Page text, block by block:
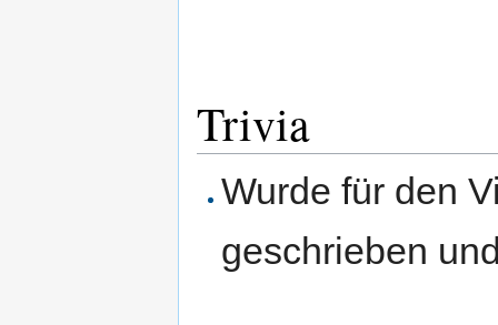
Trivia
Wurde für den
geschrieben